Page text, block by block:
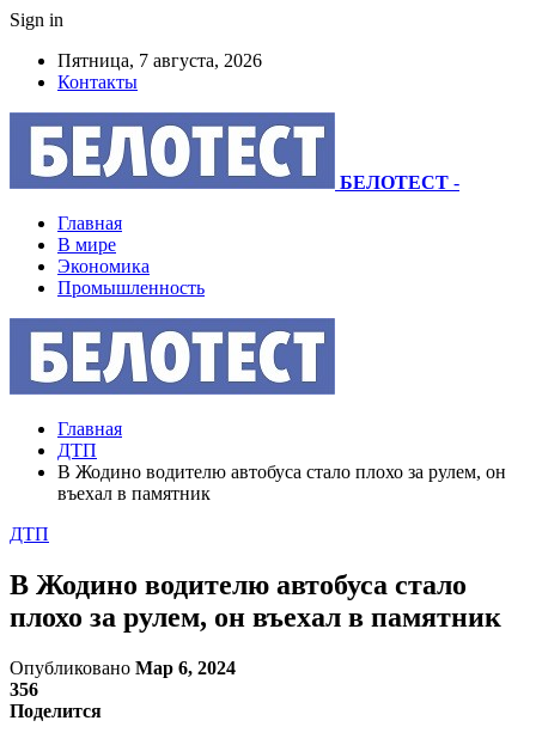
Sign in
Пятница, 7 августа, 2026
Контакты
БЕЛОТЕСТ -
Главная
В мире
Экономика
Промышленность
Главная
ДТП
В Жодино водителю автобуса стало плохо за рулем, он
въехал в памятник
ДТП
В Жодино водителю автобуса стало
плохо за рулем, он въехал в памятник
Опубликовано Мар 6, 2024
356
Поделится